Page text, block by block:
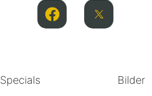
Specials Bilder